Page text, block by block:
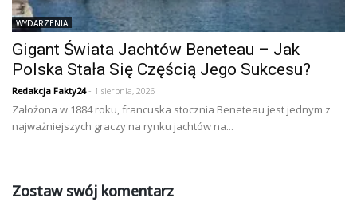
WYDARZENIA
Gigant Świata Jachtów Beneteau – Jak
Polska Stała Się Częścią Jego Sukcesu?
Redakcja Fakty24- 1 sierpnia, 2026
Założona w 1884 roku, francuska stocznia Beneteau jest jednym z
najważniejszych graczy na rynku jachtów na...
Zostaw swój komentarz